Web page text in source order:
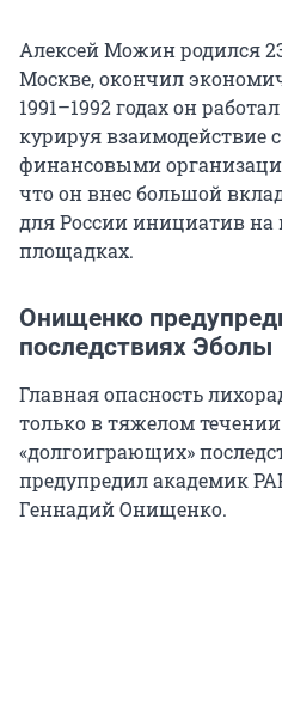
Алексей Можин родился
Москве, окончил
1991–1992 годах он
курируя
финансовыми
что он внес большой
для России инициатив
площадках.
Онищенко
последствиях Эболы
Главная опасность
только в тяжелом
«долгоиграющих»
предупредил академик
Геннадий Онищенко.